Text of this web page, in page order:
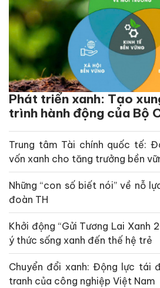
Phát triển xanh: Tạo
trình hành động của Bộ
Trung tâm Tài chính quốc tế:
vốn xanh cho tăng trưởng bền
Những “con số biết nói” về nỗ
đoàn TH
Khởi động “Gửi Tương Lai Xanh
ý thức sống xanh đến thế hệ trẻ
Chuyển đổi xanh: Động lực tái
tranh của công nghiệp Việt Nam